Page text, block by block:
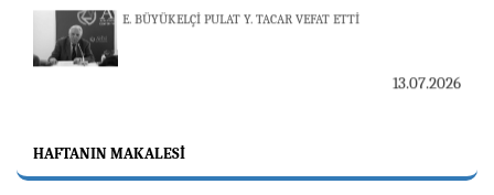
"REVIEW OF ARMENIAN STUDIES (RAS)" DERGİSİ'NİN
HAFTANIN MAKALESI